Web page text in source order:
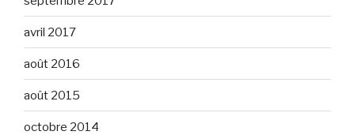
avril 2017
août 2016
août 2015
octobre 2014